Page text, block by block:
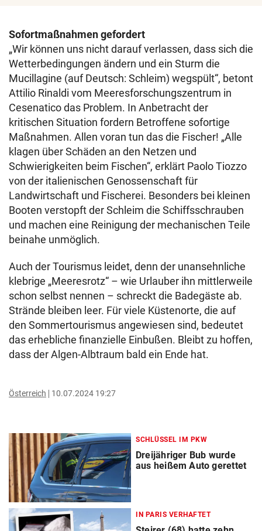
Sofortmaßnahmen gefordert
„Wir können uns nicht darauf verlassen, dass sich die
Wetterbedingungen ändern und ein Sturm die
Mucillagine (auf Deutsch: Schleim) wegspült“, betont
Attilio Rinaldi vom Meeresforschungszentrum in
Cesenatico das Problem. In Anbetracht der
kritischen Situation fordern Betroffene sofortige
Maßnahmen. Allen voran tun das die Fischer! „Alle
klagen über Schäden an den Netzen und
Schwierigkeiten beim Fischen“, erklärt Paolo Tiozzo
von der italienischen Genossenschaft für
Landwirtschaft und Fischerei. Besonders bei kleinen
Booten verstopft der Schleim die Schiffsschrauben
und machen eine Reinigung der mechanischen Teile
beinahe unmöglich.
Auch der Tourismus leidet, denn der unansehnliche
klebrige „Meeresrotz“ – wie Urlauber ihn mittlerweile
schon selbst nennen – schreckt die Badegäste ab.
Strände bleiben leer. Für viele Küstenorte, die auf
den Sommertourismus angewiesen sind, bedeutet
das erhebliche finanzielle Einbußen. Bleibt zu hoffen,
dass der Algen-Albtraum bald ein Ende hat.
Österreich 10.07.2024 19:27
SCHLÜSSEL IM PKW
Dreijähriger Bub wurde
aus heißem Auto gerettet
IN PARIS VERHAFTET